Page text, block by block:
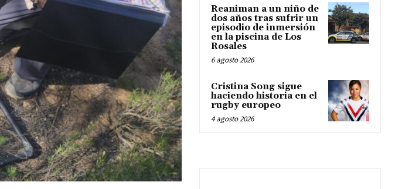
Reaniman a un niño de
dos años tras sufrir un
episodio de inmersión
en la piscina de Los
Rosales
6 agosto 2026
Cristina Song sigue
haciendo historia en el
rugby europeo
4 agosto 2026